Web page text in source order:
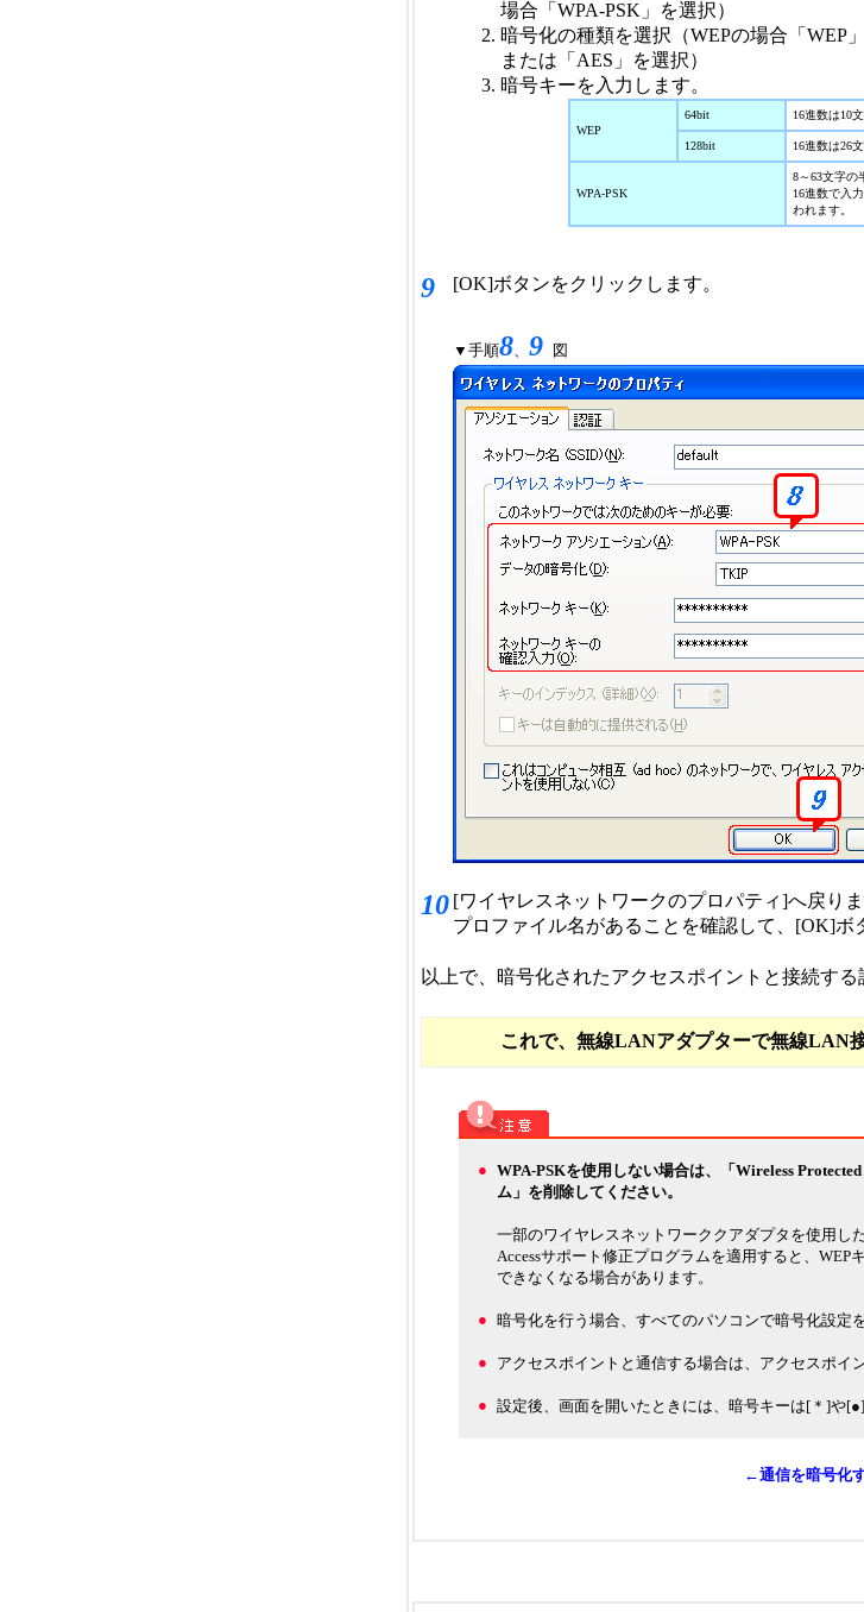
場合「WPA-PSK」を選択）
暗号化の種類を選択（WEPの場合「WEP
または「AES」を選択）
暗号キーを入力します。
WEP
64bit 16進数は10
128bit 16進数は26
WPA-PSK
8～63文字の
16進数で入
われます。
9 [OK]ボタンをクリックします。
▼手順8、 9 図
10 [ワイヤレスネットワークのプロパティ]へ戻り
プロファイル名があることを確認して、[OK]ボ
以上で、暗号化されたアクセスポイントと接続する
これで、無線LANアダプターで無線LAN
● WPA-PSKを使用しない場合は、「Wireless
ム」を削除してください。
一部のワイヤレスネットワーククアダプタを使用し
Accessサポート修正プログラムを適用すると、
できなくなる場合があります。
● 暗号化を行う場合、すべてのパソコンで暗号化設定
● アクセスポイントと通信する場合は、アクセスポイ
● 設定後、画面を開いたときには、暗号キーは[＊]や[●]
←通信を暗号化